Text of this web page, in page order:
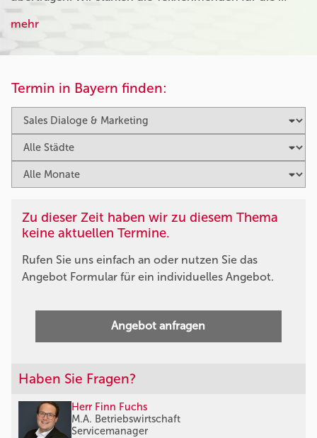
mehr
Termin in Bayern finden:
Zu dieser Zeit haben wir zu diesem Thema
keine aktuellen Termine.
Rufen Sie uns einfach an oder nutzen Sie das
Angebot Formular für ein individuelles Angebot.
Angebot anfragen
Haben Sie Fragen?
Herr Finn Fuchs
M.A. Betriebswirtschaft
Servicemanager